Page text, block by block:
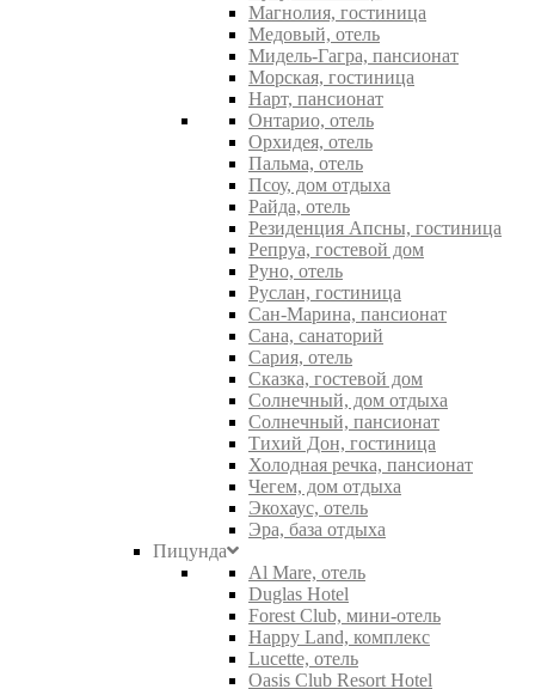
Магнолия, гостиница
Медовый, отель
Мидель-Гагра, пансионат
Морская, гостиница
Нарт, пансионат
Онтарио, отель
Орхидея, отель
Пальма, отель
Псоу, дом отдыха
Райда, отель
Резиденция Апсны, гостиница
Репруа, гостевой дом
Руно, отель
Руслан, гостиница
Сан-Марина, пансионат
Сана, санаторий
Сария, отель
Сказка, гостевой дом
Солнечный, дом отдыха
Солнечный, пансионат
Тихий Дон, гостиница
Холодная речка, пансионат
Чегем, дом отдыха
Экохаус, отель
Эра, база отдыха
Пицунда
Al Mare, отель
Duglas Hotel
Forest Club, мини-отель
Happy Land, комплекс
Lucette, отель
Oasis Club Resort Hotel